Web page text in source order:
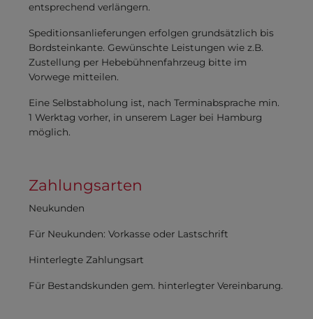
entsprechend verlängern.
Speditionsanlieferungen erfolgen grundsätzlich bis
Bordsteinkante. Gewünschte Leistungen wie z.B.
Zustellung per Hebebühnenfahrzeug bitte im
Vorwege mitteilen.
Eine Selbstabholung ist, nach Terminabsprache min.
1 Werktag vorher, in unserem Lager bei Hamburg
möglich.
Zahlungsarten
Neukunden
Für Neukunden: Vorkasse oder Lastschrift
Hinterlegte Zahlungsart
Für Bestandskunden gem. hinterlegter Vereinbarung.